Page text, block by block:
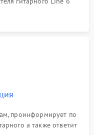
проинформирует по
а также ответит